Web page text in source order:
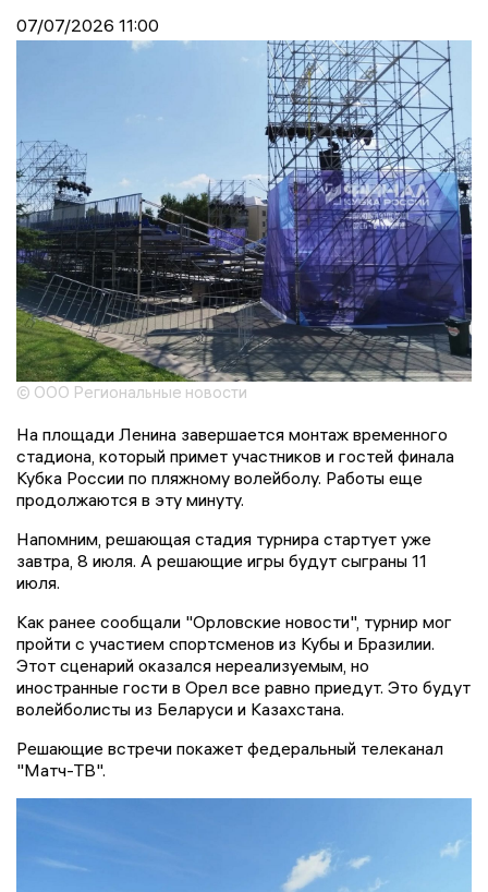
07/07/2026 11:00
© ООО Региональные новости
На площади Ленина завершается монтаж временного
стадиона, который примет участников и гостей финала
Кубка России по пляжному волейболу. Работы еще
продолжаются в эту минуту.
Напомним, решающая стадия турнира стартует уже
завтра, 8 июля. А решающие игры будут сыграны 11
июля.
Как ранее сообщали "Орловские новости", турнир мог
пройти с участием спортсменов из Кубы и Бразилии.
Этот сценарий оказался нереализуемым, но
иностранные гости в Орел все равно приедут. Это будут
волейболисты из Беларуси и Казахстана.
Решающие встречи покажет федеральный телеканал
"Матч-ТВ".